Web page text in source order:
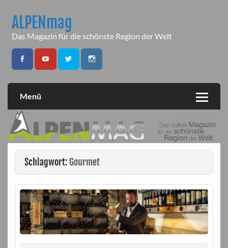
contentALPENmag
Das Magazin für die schönste Region der Welt
Menü
Schlagwort: Gourmet